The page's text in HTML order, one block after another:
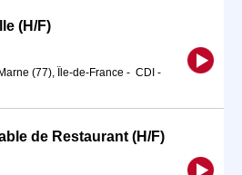
(H/F)
(77), Île-de-France - CDI -
de Restaurant (H/F)